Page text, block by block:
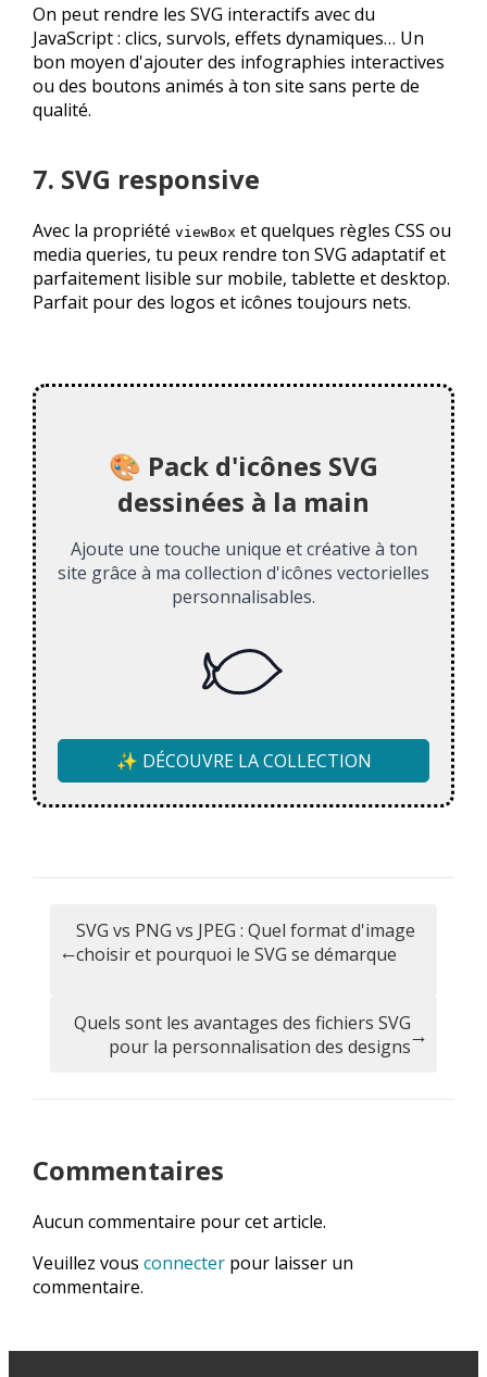
On peut rendre les SVG interactifs avec du
JavaScript : clics, survols, effets dynamiques… Un
bon moyen d'ajouter des infographies interactives
ou des boutons animés à ton site sans perte de
qualité.
7. SVG responsive
Avec la propriété viewBox et quelques règles CSS ou
media queries, tu peux rendre ton SVG adaptatif et
parfaitement lisible sur mobile, tablette et desktop.
Parfait pour des logos et icônes toujours nets.
🎨 Pack d'icônes SVG
dessinées à la main
Ajoute une touche unique et créative à ton
site grâce à ma collection d'icônes vectorielles
personnalisables.
✨ DÉCOUVRE LA COLLECTION
SVG vs PNG vs JPEG : Quel format d'image
choisir et pourquoi le SVG se démarque
Quels sont les avantages des fichiers SVG
pour la personnalisation des designs
Commentaires
Aucun commentaire pour cet article.
Veuillez vous connecterpour laisser un
commentaire.